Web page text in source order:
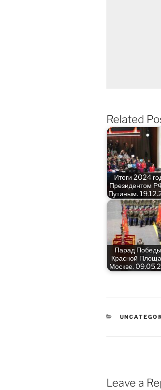
Related
Итоги 2024
Президентом
Путиным.
Парад
Красной
Москве.
Leave a